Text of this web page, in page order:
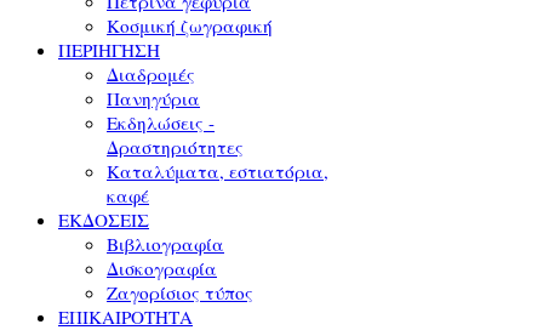
Κοσμική ζωγραφική
ΠΕΡΙΗΓΗΣΗ
Διαδρομές
Πανηγύρια
Εκδηλώσεις -
Δραστηριότητες
Καταλύματα, εστιατόρια,
καφέ
ΕΚΔΟΣΕΙΣ
Βιβλιογραφία
Δισκογραφία
Ζαγορίσιος τύπος
ΕΠΙΚΑΙΡΟΤΗΤΑ